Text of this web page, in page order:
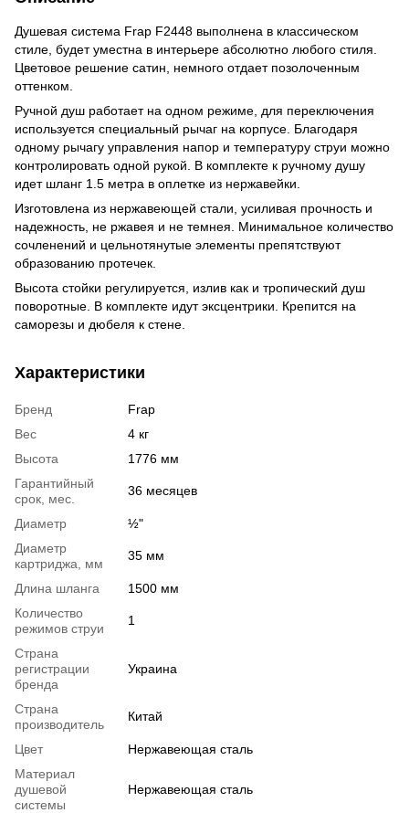
Душевая система Frap F2448 выполнена в классическом
стиле, будет уместна в интерьере абсолютно любого стиля.
Цветовое решение сатин, немного отдает позолоченным
оттенком.
Ручной душ работает на одном режиме, для переключения
используется специальный рычаг на корпусе. Благодаря
одному рычагу управления напор и температуру струи можно
контролировать одной рукой. В комплекте к ручному душу
идет шланг 1.5 метра в оплетке из нержавейки.
Изготовлена из нержавеющей стали, усиливая прочность и
надежность, не ржавея и не темнея. Минимальное количество
сочленений и цельнотянутые элементы препятствуют
образованию протечек.
Высота стойки регулируется, излив как и тропический душ
поворотные. В комплекте идут эксцентрики. Крепится на
саморезы и дюбеля к стене.
Характеристики
Бренд
Frap
Вес
4 кг
Высота
1776 мм
Гарантийный
срок, мес.
36 месяцев
Диаметр
½"
Диаметр
картриджа, мм
35 мм
Длина шланга
1500 мм
Количество
режимов струи
1
Страна
регистрации
бренда
Украина
Страна
производитель
Китай
Цвет
Нержавеющая сталь
Материал
душевой
системы
Нержавеющая сталь